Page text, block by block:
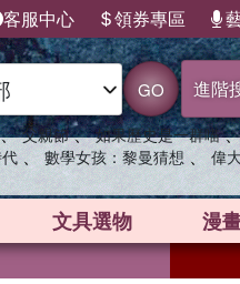
客服中心 領券專區
GO 進階
、 父親節 、 如果歷史是一群喵
、 數學女孩：黎曼猜想 、 偉
文具選物 漫